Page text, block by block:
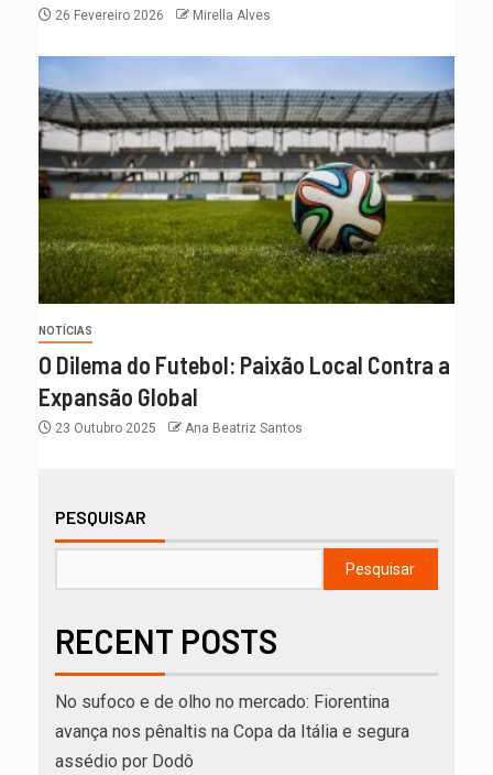
26 Fevereiro 2026 Mirella Alves
NOTÍCIAS
O Dilema do Futebol: Paixão Local Contra a
Expansão Global
23 Outubro 2025 Ana Beatriz Santos
PESQUISAR
Pesquisar
RECENT POSTS
No sufoco e de olho no mercado: Fiorentina
avança nos pênaltis na Copa da Itália e segura
assédio por Dodô